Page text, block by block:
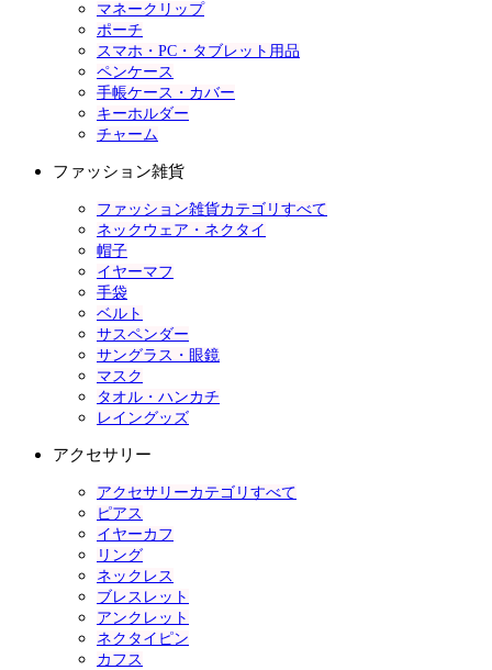
マネークリップ
ポーチ
スマホ・PC・タブレット用品
ペンケース
手帳ケース・カバー
キーホルダー
チャーム
ファッション雑貨
ファッション雑貨カテゴリすべて
ネックウェア・ネクタイ
帽子
イヤーマフ
手袋
ベルト
サスペンダー
サングラス・眼鏡
マスク
タオル・ハンカチ
レイングッズ
アクセサリー
アクセサリーカテゴリすべて
ピアス
イヤーカフ
リング
ネックレス
ブレスレット
アンクレット
ネクタイピン
カフス